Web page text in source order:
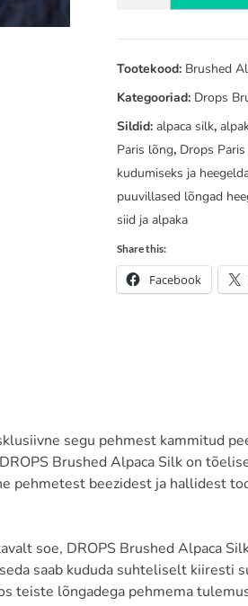
Silk
tume
mereväesinine
42
kogus
Tootekood: Brushed
Kategooriad: Drops
Sildid:alpaca silk,
Paris lõng, Drops
kudumiseks ja
puuvillased lõngad
siid ja alpaka
Share this:
Facebook
segu pehmest kammitud
Brushed Alpaca Silk on
pehmetest beezidest ja hallidest
soe, DROPS Brushed Alpaca
saab kududa suhteliselt kiiresti
teiste lõngadega pehmema